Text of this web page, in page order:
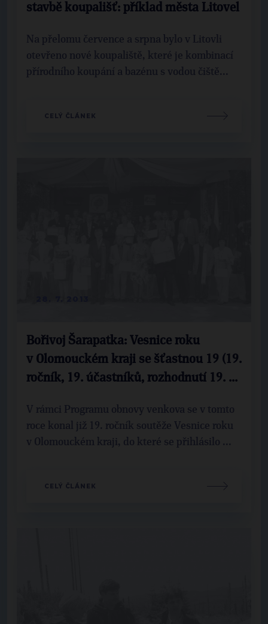
stavbě koupališť: příklad města Litovel
Na přelomu července a srpna bylo v Litovli
otevřeno nové koupaliště, které je kombinací
přírodního koupání a bazénu s vodou čiště...
CELÝ ČLÁNEK
Bořivoj Šarapatka: Vesnice roku
v Olomouckém kraji se šťastnou 19 (19.
ročník, 19. účastníků, rozhodnutí 19. ...
V rámci Programu obnovy venkova se v tomto
roce konal již 19. ročník soutěže Vesnice roku
v Olomouckém kraji, do které se přihlásilo ...
CELÝ ČLÁNEK